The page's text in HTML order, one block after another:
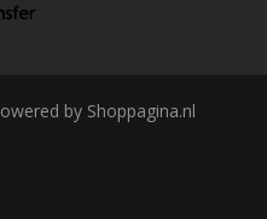
by Shoppagina.nl